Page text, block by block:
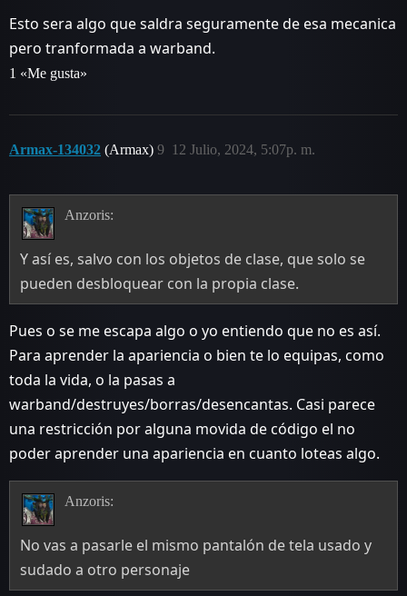
Esto sera algo que saldra seguramente de esa mecanica
pero tranformada a warband.
1 «Me gusta»
Armax-134032 (Armax) 12 Julio, 2024, 5:07p. m.
9
Anzoris:
Y así es, salvo con los objetos de clase, que solo se
pueden desbloquear con la propia clase.
Pues o se me escapa algo o yo entiendo que no es así.
Para aprender la apariencia o bien te lo equipas, como
toda la vida, o la pasas a
warband/destruyes/borras/desencantas. Casi parece
una restricción por alguna movida de código el no
poder aprender una apariencia en cuanto loteas algo.
Anzoris:
No vas a pasarle el mismo pantalón de tela usado y
sudado a otro personaje